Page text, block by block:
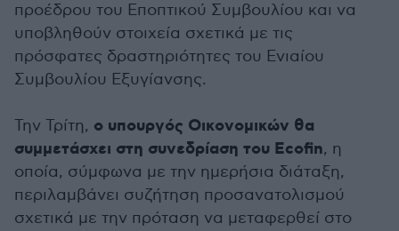
προέδρου του Εποπτικού Συμβουλίου και να
υποβληθούν στοιχεία σχετικά με τις
πρόσφατες δραστηριότητες του Ενιαίου
Συμβουλίου Εξυγίανσης.
Την Τρίτη, ο υπουργός Οικονομικών θα
συμμετάσχει στη συνεδρίαση του Ecofin, η
οποία, σύμφωνα με την ημερήσια διάταξη,
περιλαμβάνει συζήτηση προσανατολισμού
σχετικά με την πρόταση να μεταφερθεί στο